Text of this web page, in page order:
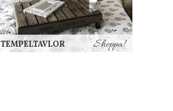
TEMPELTAVLOR Shoppa!